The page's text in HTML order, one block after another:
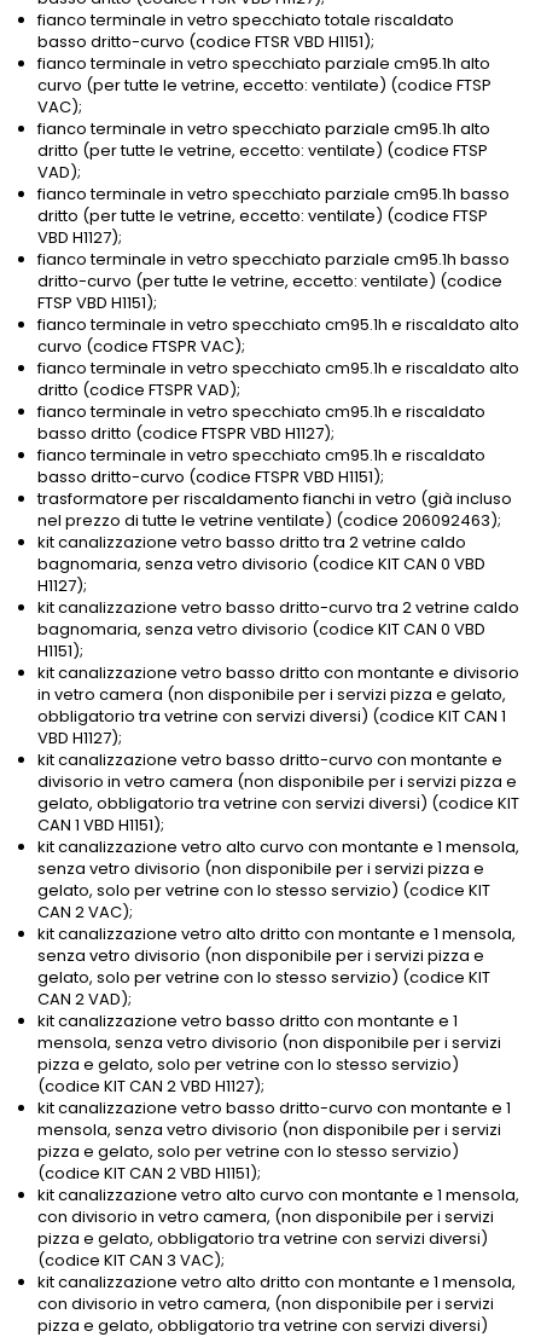
fianco terminale in vetro specchiato totale riscaldato
basso dritto-curvo (codice FTSR VBD H1151);
fianco terminale in vetro specchiato parziale cm95.1h alto
curvo (per tutte le vetrine, eccetto: ventilate) (codice FTSP
VAC);
fianco terminale in vetro specchiato parziale cm95.1h alto
dritto (per tutte le vetrine, eccetto: ventilate) (codice FTSP
VAD);
fianco terminale in vetro specchiato parziale cm95.1h basso
dritto (per tutte le vetrine, eccetto: ventilate) (codice FTSP
VBD H1127);
fianco terminale in vetro specchiato parziale cm95.1h basso
dritto-curvo (per tutte le vetrine, eccetto: ventilate) (codice
FTSP VBD H1151);
fianco terminale in vetro specchiato cm95.1h e riscaldato alto
curvo (codice FTSPR VAC);
fianco terminale in vetro specchiato cm95.1h e riscaldato alto
dritto (codice FTSPR VAD);
fianco terminale in vetro specchiato cm95.1h e riscaldato
basso dritto (codice FTSPR VBD H1127);
fianco terminale in vetro specchiato cm95.1h e riscaldato
basso dritto-curvo (codice FTSPR VBD H1151);
trasformatore per riscaldamento fianchi in vetro (già incluso
nel prezzo di tutte le vetrine ventilate) (codice 206092463);
kit canalizzazione vetro basso dritto tra 2 vetrine caldo
bagnomaria, senza vetro divisorio (codice KIT CAN 0 VBD
H1127);
kit canalizzazione vetro basso dritto-curvo tra 2 vetrine caldo
bagnomaria, senza vetro divisorio (codice KIT CAN 0 VBD
H1151);
kit canalizzazione vetro basso dritto con montante e divisorio
in vetro camera (non disponibile per i servizi pizza e gelato,
obbligatorio tra vetrine con servizi diversi) (codice KIT CAN 1
VBD H1127);
kit canalizzazione vetro basso dritto-curvo con montante e
divisorio in vetro camera (non disponibile per i servizi pizza e
gelato, obbligatorio tra vetrine con servizi diversi) (codice KIT
CAN 1 VBD H1151);
kit canalizzazione vetro alto curvo con montante e 1 mensola,
senza vetro divisorio (non disponibile per i servizi pizza e
gelato, solo per vetrine con lo stesso servizio) (codice KIT
CAN 2 VAC);
kit canalizzazione vetro alto dritto con montante e 1 mensola,
senza vetro divisorio (non disponibile per i servizi pizza e
gelato, solo per vetrine con lo stesso servizio) (codice KIT
CAN 2 VAD);
kit canalizzazione vetro basso dritto con montante e 1
mensola, senza vetro divisorio (non disponibile per i servizi
pizza e gelato, solo per vetrine con lo stesso servizio)
(codice KIT CAN 2 VBD H1127);
kit canalizzazione vetro basso dritto-curvo con montante e 1
mensola, senza vetro divisorio (non disponibile per i servizi
pizza e gelato, solo per vetrine con lo stesso servizio)
(codice KIT CAN 2 VBD H1151);
kit canalizzazione vetro alto curvo con montante e 1 mensola,
con divisorio in vetro camera, (non disponibile per i servizi
pizza e gelato, obbligatorio tra vetrine con servizi diversi)
(codice KIT CAN 3 VAC);
kit canalizzazione vetro alto dritto con montante e 1 mensola,
con divisorio in vetro camera, (non disponibile per i servizi
pizza e gelato, obbligatorio tra vetrine con servizi diversi)